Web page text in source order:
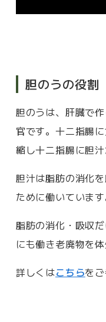
胆のうの役割
胆のうは、肝臓で
官です。十二指腸
縮し十二指腸に胆汁
胆汁は脂肪の消化
ために働いています
脂肪の消化・吸収
にも働き老廃物を
詳しくはこちらを